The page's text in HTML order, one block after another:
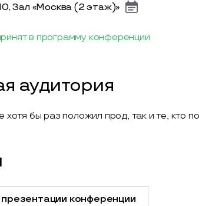
Зал «Москва (2 этаж)»
в программу конференции
аудитория
хотя бы раз положил прод, так и те, кто
конференции